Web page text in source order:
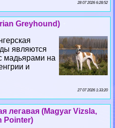
28 07 2026 6:28:52
Greyhound)
являются
мадьярами на
и
27 07 2026 1:33:20
легавая (Magyar Vizsla,
Pointer)